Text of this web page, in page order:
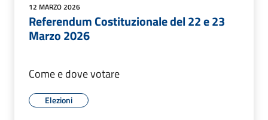
12 MARZO 2026
Referendum Costituzionale del 22 e 23
Marzo 2026
Come e dove votare
Elezioni